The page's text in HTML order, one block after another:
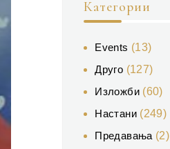
Категории
Events (13)
Друго (127)
Изложби(60)
Настани(249)
Предавања (2)